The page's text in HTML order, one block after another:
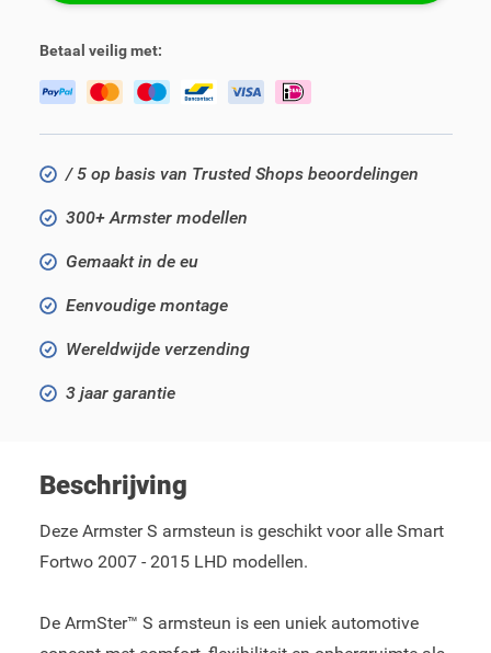
Betaal veilig met:
/ 5 op basis van Trusted Shops beoordelingen
300+ Armster modellen
Gemaakt in de eu
Eenvoudige montage
Wereldwijde verzending
3 jaar garantie
Beschrijving
Deze Armster S armsteun is geschikt voor alle Smart
Fortwo 2007 - 2015 LHD modellen.
De ArmSter™ S armsteun is een uniek automotive